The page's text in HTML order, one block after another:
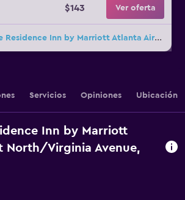
$143 Ver oferta
13 ofertas más de Residence Inn by Marriott Atlanta Airport North/Virginia Avenue
Servicios Opiniones Ubicación
Inn by Marriott
North/Virginia Avenue,